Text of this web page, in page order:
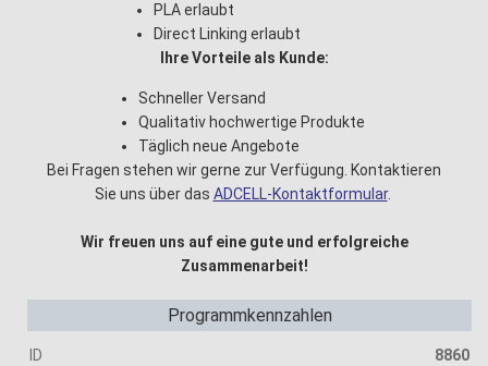
PLA erlaubt
Direct Linking erlaubt
Ihre Vorteile als Kunde:
Schneller Versand
Qualitativ hochwertige Produkte
Täglich neue Angebote
Bei Fragen stehen wir gerne zur Verfügung. Kontaktieren
Sie uns über das ADCELL-Kontaktformular.
Wir freuen uns auf eine gute und erfolgreiche
Zusammenarbeit!
Programmkennzahlen
ID
8860